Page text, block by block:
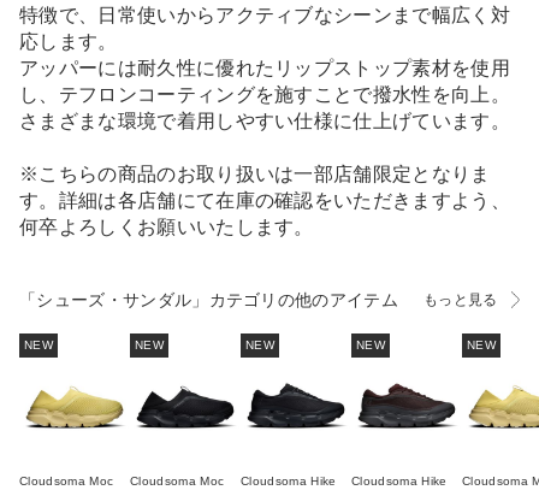
特徴で、日常使いからアクティブなシーンまで幅広く対
応します。
アッパーには耐久性に優れたリップストップ素材を使用
し、テフロンコーティングを施すことで撥水性を向上。
さまざまな環境で着用しやすい仕様に仕上げています。
※こちらの商品のお取り扱いは一部店舗限定となりま
す。詳細は各店舗にて在庫の確認をいただきますよう、
何卒よろしくお願いいたします。
「シューズ・サンダル」カテゴリの他のアイテム もっと見る
NEW
Cloudsoma Moc
NEW
Cloudsoma Moc
NEW
Cloudsoma Hike
NEW
Cloudsoma Hike
NEW
Cloudsoma